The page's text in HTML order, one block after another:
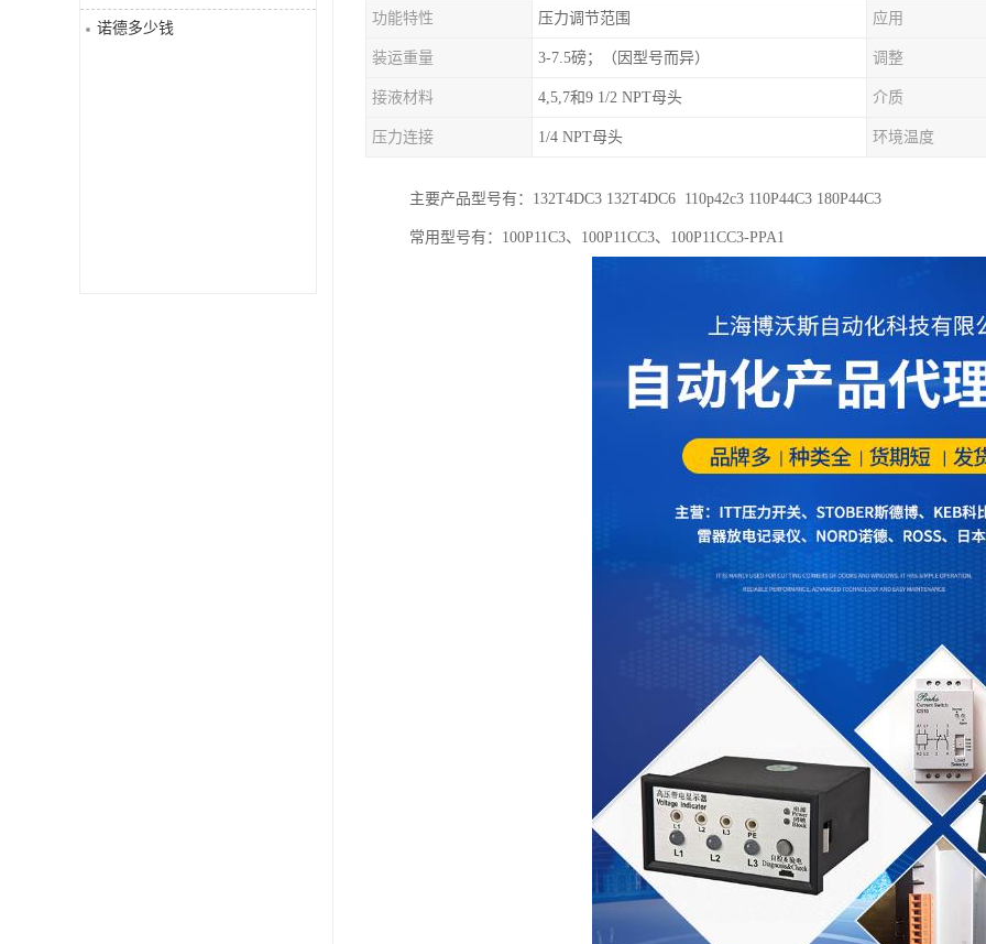
诺德多少钱
功能特性 压力调节范围 应用
装运重量 3-7.5磅；（因型号而异） 调整
接液材料 4,5,7和9 1/2 NPT母头 介质
压力连接 1/4 NPT母头 环境温度
主要产品型号有：132T4DC3 132T4DC6 110p42c3 110P44C3 180P44C3
常用型号有：100P11C3、100P11CC3、100P11CC3-PPA1